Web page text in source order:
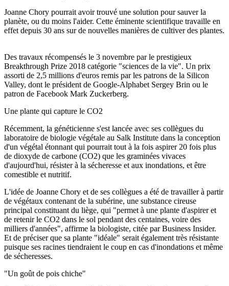
Joanne Chory pourrait avoir trouvé une solution pour sauver la
planète, ou du moins l'aider. Cette éminente scientifique travaille en
effet depuis 30 ans sur de nouvelles manières de cultiver des plantes.
Des travaux récompensés le 3 novembre par le prestigieux
Breakthrough Prize 2018 catégorie "sciences de la vie". Un prix
assorti de 2,5 millions d'euros remis par les patrons de la Silicon
Valley, dont le président de Google-Alphabet Sergey Brin ou le
patron de Facebook Mark Zuckerberg.
Une plante qui capture le CO2
Récemment, la généticienne s'est lancée avec ses collègues du
laboratoire de biologie végétale au Salk Institute dans la conception
d'un végétal étonnant qui pourrait tout à la fois aspirer 20 fois plus
de dioxyde de carbone (CO2) que les graminées vivaces
d'aujourd'hui, résister à la sécheresse et aux inondations, et être
comestible et nutritif.
L'idée de Joanne Chory et de ses collègues a été de travailler à partir
de végétaux contenant de la subérine, une substance cireuse
principal constituant du liège, qui "permet à une plante d'aspirer et
de retenir le CO2 dans le sol pendant des centaines, voire des
milliers d'années", affirme la biologiste, citée par Business Insider.
Et de préciser que sa plante "idéale" serait également très résistante
puisque ses racines tiendraient le coup en cas d'inondations et même
de sécheresses.
"Un goût de pois chiche"